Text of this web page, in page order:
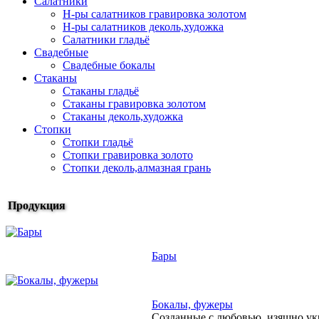
Н-ры салатников гравировка золотом
Н-ры салатников деколь,художка
Салатники гладьё
Свадебные
Свадебные бокалы
Стаканы
Стаканы гладьё
Стаканы гравировка золотом
Стаканы деколь,художка
Стопки
Стопки гладьё
Стопки гравировка золото
Стопки деколь,алмазная грань
Продукция
Бары
Бокалы, фужеры